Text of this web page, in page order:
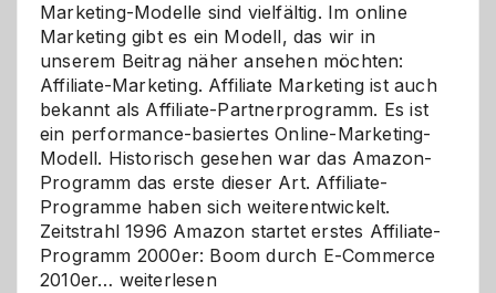
Marketing-Modelle sind vielfältig. Im online
Marketing gibt es ein Modell, das wir in
unserem Beitrag näher ansehen möchten:
Affiliate-Marketing. Affiliate Marketing ist auch
bekannt als Affiliate-Partnerprogramm. Es ist
ein performance-basiertes Online-Marketing-
Modell. Historisch gesehen war das Amazon-
Programm das erste dieser Art. Affiliate-
Programme haben sich weiterentwickelt.
Zeitstrahl 1996 Amazon startet erstes Affiliate-
Programm 2000er: Boom durch E-Commerce
2010er… Affiliate-
weiterlesen